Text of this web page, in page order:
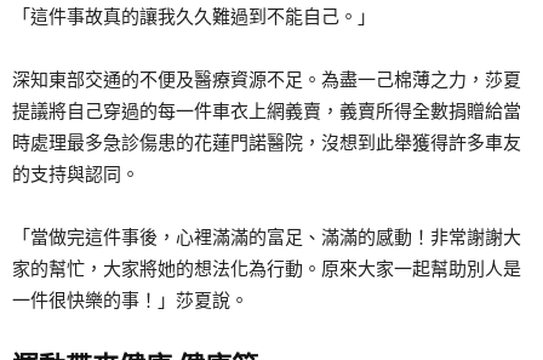
「這件事故真的讓我久久難過到不能自己。」
深知東部交通的不便及醫療資源不足。為盡一己棉薄之力，莎夏
提議將自己穿過的每一件車衣上網義賣，義賣所得全數捐贈給當
時處理最多急診傷患的花蓮門諾醫院，沒想到此舉獲得許多車友
的支持與認同。
「當做完這件事後，心裡滿滿的富足、滿滿的感動！非常謝謝大
家的幫忙，大家將她的想法化為行動。原來大家一起幫助別人是
一件很快樂的事！」莎夏說。